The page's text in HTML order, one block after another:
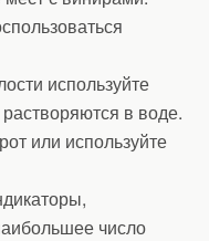
используйте
в воде.
или используйте
число